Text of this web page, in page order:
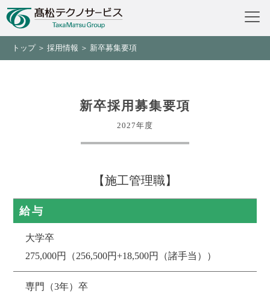
トップ＞ 採用情報 ＞ 新卒募集要項
新卒採用募集要項
2027年度
【施工管理職】
給与
大学卒
275,000円（256,500円+18,500円（諸手当））
専門（3年）卒